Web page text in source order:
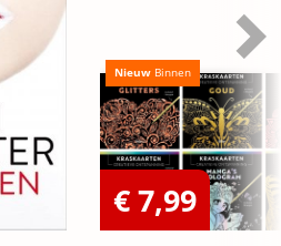
Nieuw Binnen
€ 7,99